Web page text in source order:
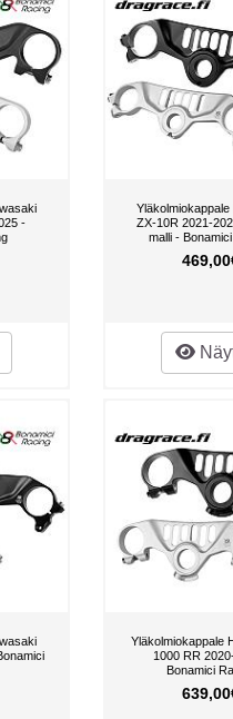
-
ZX-10R 2021-
malli -
Yläkolmiokappale
1000 RR
Bonamici